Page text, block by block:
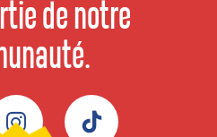
de notre
Instagram TikTok